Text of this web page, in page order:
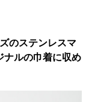
のステンレスマ
ルの巾着に収め